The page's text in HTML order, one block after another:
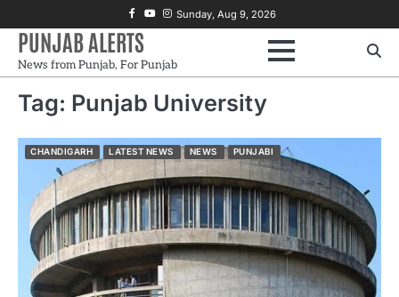
to
content
Facebook
Youtube
Instagram
Sunday, Aug 9, 2026
PUNJAB ALERTS
News from Punjab, For Punjab
Tag: Punjab University
CHANDIGARH LATEST NEWS NEWS PUNJABI